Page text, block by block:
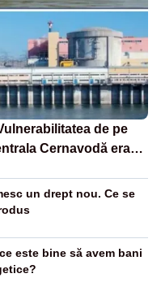
de pe
Cernavodă era
un drept nou. Ce se
este bine să avem bani